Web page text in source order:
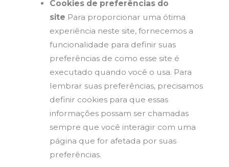
Cookies de preferências do
site Para proporcionar uma ótima
experiência neste site, fornecemos a
funcionalidade para definir suas
preferências de como esse site é
executado quando você o usa. Para
lembrar suas preferências, precisamos
definir cookies para que essas
informações possam ser chamadas
sempre que você interagir com uma
página que for afetada por suas
preferências.